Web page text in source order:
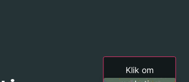
Klik om